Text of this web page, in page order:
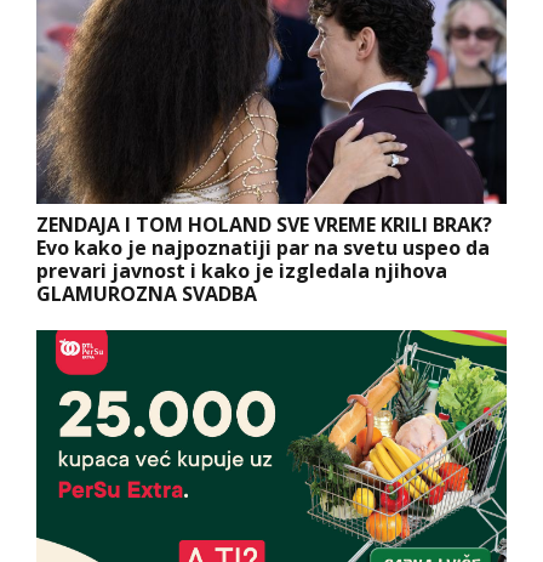
ZENDAJA I TOM HOLAND SVE VREME KRILI BRAK?
Evo kako je najpoznatiji par na svetu uspeo da
prevari javnost i kako je izgledala njihova
GLAMUROZNA SVADBA